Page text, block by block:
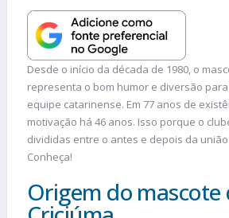
Desde o início da década de 1980, o
representa o bom humor e diversão
equipe catarinense. Em 77 anos de
motivação há 46 anos. Isso porque o
divididas entre o antes e depois da
Conheça!
Origem do mascote